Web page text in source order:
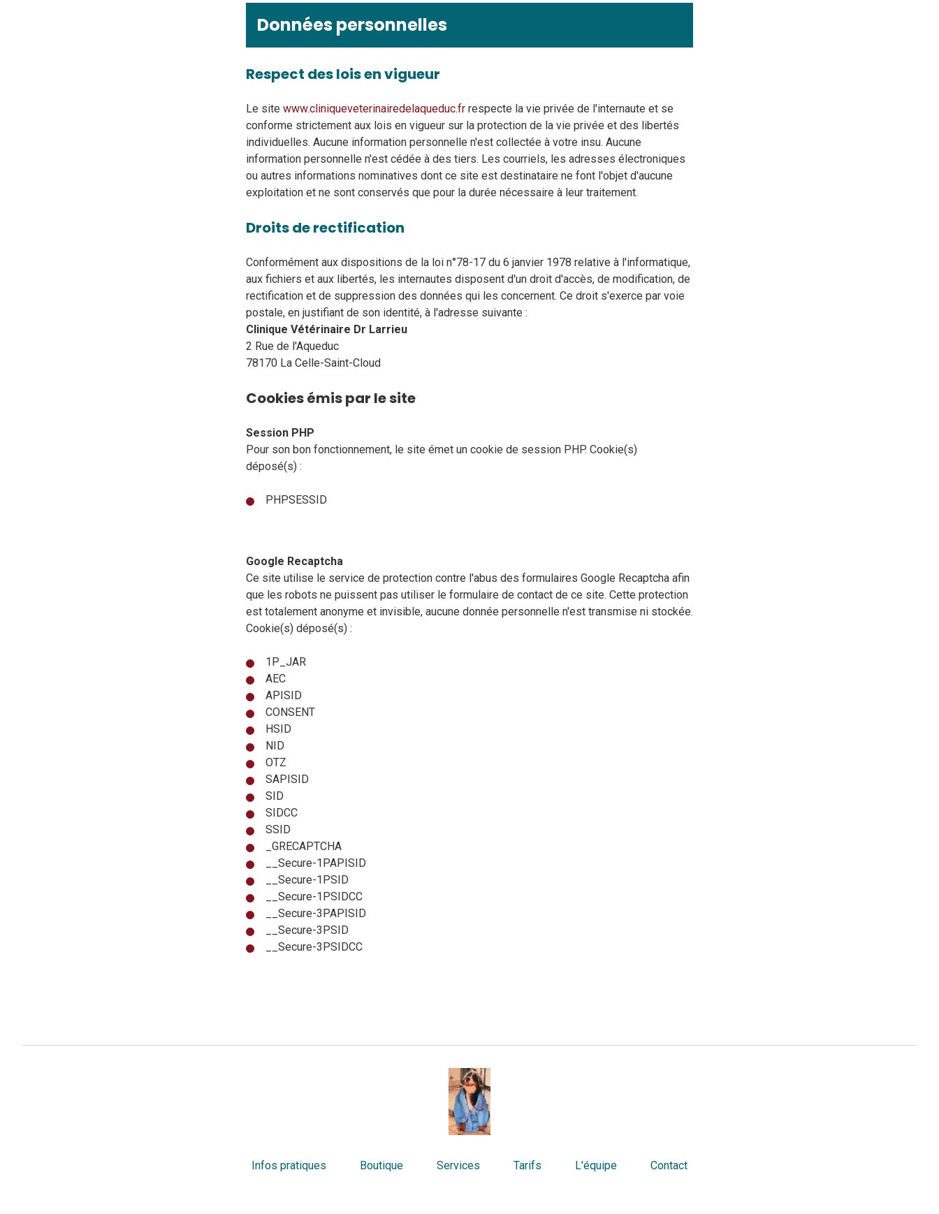
Données personnelles
Respect des lois en vigueur
Le site www.cliniqueveterinairedelaqueduc.fr respecte la vie privée de l'internaute et se
conforme strictement aux lois en vigueur sur la protection de la vie privée et des libertés
individuelles. Aucune information personnelle n'est collectée à votre insu. Aucune
information personnelle n'est cédée à des tiers. Les courriels, les adresses électroniques
ou autres informations nominatives dont ce site est destinataire ne font l'objet d'aucune
exploitation et ne sont conservés que pour la durée nécessaire à leur traitement.
Droits de rectification
Conformément aux dispositions de la loi n°78-17 du 6 janvier 1978 relative à l'informatique,
aux fichiers et aux libertés, les internautes disposent d'un droit d'accès, de modification, de
rectification et de suppression des données qui les concernent. Ce droit s'exerce par voie
postale, en justifiant de son identité, à l'adresse suivante :
Clinique Vétérinaire Dr Larrieu
2 Rue de l'Aqueduc
78170 La Celle-Saint-Cloud
Cookies émis par le site
Session PHP
Pour son bon fonctionnement, le site émet un cookie de session PHP. Cookie(s)
déposé(s) :
PHPSESSID
Google Recaptcha
Ce site utilise le service de protection contre l'abus des formulaires Google Recaptcha afin
que les robots ne puissent pas utiliser le formulaire de contact de ce site. Cette protection
est totalement anonyme et invisible, aucune donnée personnelle n'est transmise ni stockée.
Cookie(s) déposé(s) :
1P_JAR
AEC
APISID
CONSENT
HSID
NID
OTZ
SAPISID
SID
SIDCC
SSID
_GRECAPTCHA
__Secure-1PAPISID
__Secure-1PSID
__Secure-1PSIDCC
__Secure-3PAPISID
__Secure-3PSID
__Secure-3PSIDCC
Infos pratiques Boutique Services Tarifs L'équipe Contact